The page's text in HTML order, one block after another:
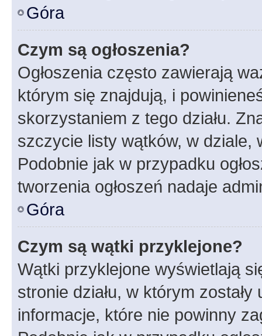
Góra
Czym są ogłoszenia?
Ogłoszenia często zawierają
którym się znajdują, i
skorzystaniem z tego działu.
szczycie listy wątków, w dziale,
Podobnie jak w przypadku
tworzenia ogłoszeń nadaje
Góra
Czym są wątki przyklejone?
Wątki przyklejone wyświetlają
stronie działu, w którym
informacje, które nie powinny